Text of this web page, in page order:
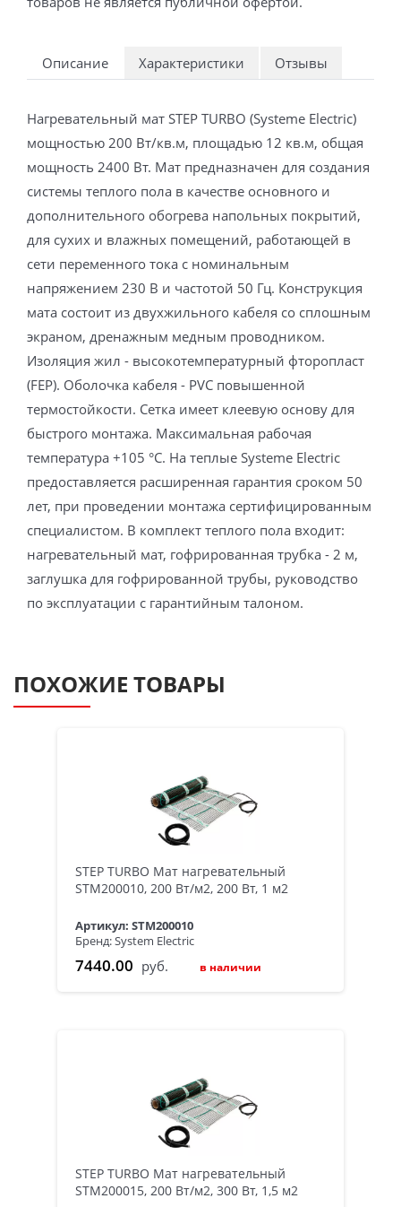
Описание Характеристики Отзывы
Нагревательный мат STEP TURBO (Systeme Electric)
мощностью 200 Вт/кв.м, площадью 12 кв.м, общая
мощность 2400 Вт. Мат предназначен для создания
системы теплого пола в качестве основного и
дополнительного обогрева напольных покрытий,
для сухих и влажных помещений, работающей в
сети переменного тока с номинальным
напряжением 230 В и частотой 50 Гц. Конструкция
мата состоит из двухжильного кабеля со сплошным
экраном, дренажным медным проводником.
Изоляция жил - высокотемпературный фторопласт
(FEP). Оболочка кабеля - PVC повышенной
термостойкости. Сетка имеет клеевую основу для
быстрого монтажа. Максимальная рабочая
температура +105 °C. На теплые Systeme Electric
предоставляется расширенная гарантия сроком 50
лет, при проведении монтажа сертифицированным
специалистом. В комплект теплого пола входит:
нагревательный мат, гофрированная трубка - 2 м,
заглушка для гофрированной трубы, руководство
по эксплуатации с гарантийным талоном.
ПОХОЖИЕ ТОВАРЫ
STEP TURBO Мат нагревательный
STM200010, 200 Вт/м2, 200 Вт, 1 м2
Артикул: STM200010
Бренд: System Electric
7440.00 руб. в наличии
STEP TURBO Мат нагревательный
STM200015, 200 Вт/м2, 300 Вт, 1,5 м2